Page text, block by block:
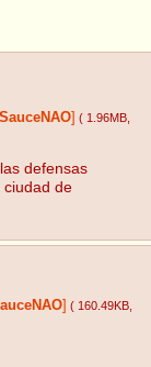
SauceNAO ( 1.96MB
defensas
ciudad de
( 160.49KB